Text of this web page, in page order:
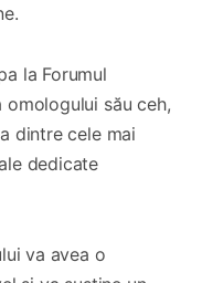
la Forumul
omologului său ceh,
dintre cele mai
dedicate
va avea o